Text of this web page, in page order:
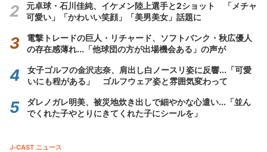
元卓球・石川佳純、イケメン陸上選手と2ショット 「メチャ
可愛い」「かわいい笑顔」「美男美女」話題に
電撃トレードの巨人・リチャード、ソフトバンク・秋広優人
の存在感薄れ...「他球団の方が出場機会ある」の声が
女子ゴルフの金沢志奈、肩出し白ノースリ姿に反響...「可愛
いにも程がある」 ゴルフウェア姿と雰囲気変わって
ダレノガレ明美、被災地炊き出しで細やかな心遣い...「並ん
でくれた子やとりにきてくれた子にシールを」
J-CAST ニュース